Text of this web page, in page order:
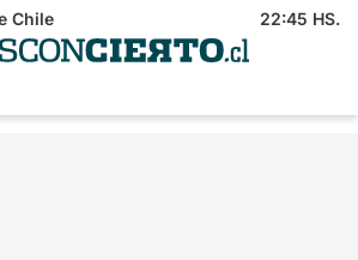
Chile 22:45 HS.